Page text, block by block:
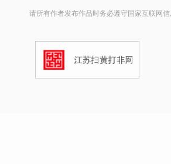
请所有作者发布作品时务必遵守国家互联网